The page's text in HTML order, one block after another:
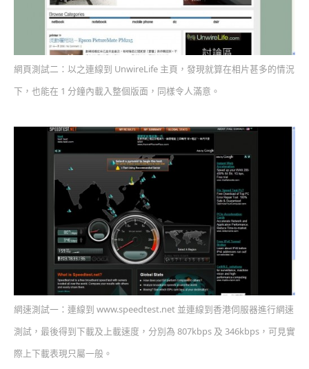
網頁測試二：以之連線到 UnwireLife 主頁，發現就算在相片甚多的情況
下，也能在 1 分鐘內載入整個版面，同樣令人滿意。
網速測試一：連線到 www.speedtest.net 並連線到香港伺服器進行網速
測試，最後得到下載及上載速度，分別為 807kbps 及 346kbps，可見實
際上下載表現只屬一般。